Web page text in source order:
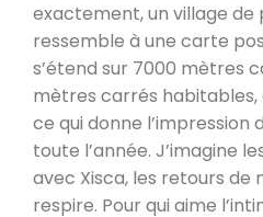
exactement, un village de
ressemble à une carte
s’étend sur 7000 mètres
mètres carrés
ce qui donne l’impression
toute l’année. J’imagine
avec Xisca, les retours de
respire. Pour qui aime